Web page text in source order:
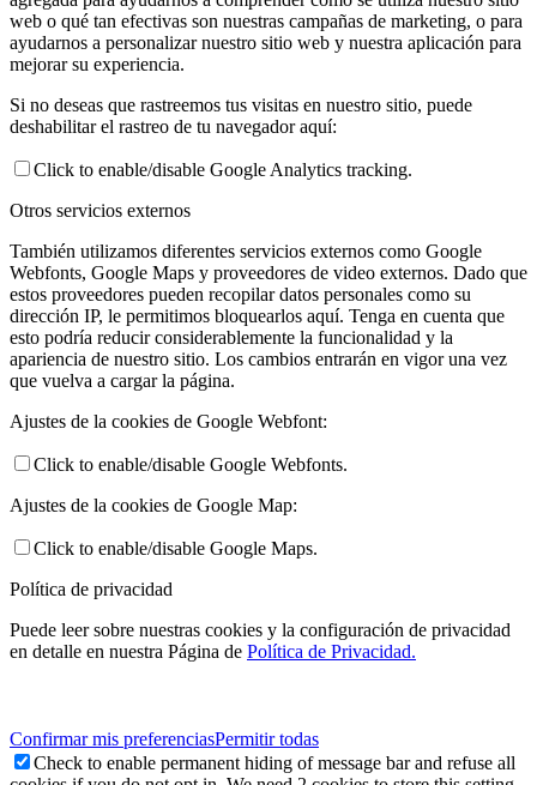
web o qué tan efectivas son nuestras campañas de marketing, o para
ayudarnos a personalizar nuestro sitio web y nuestra aplicación para
mejorar su experiencia.
Si no deseas que rastreemos tus visitas en nuestro sitio, puede
deshabilitar el rastreo de tu navegador aquí:
Click to enable/disable Google Analytics tracking.
Otros servicios externos
También utilizamos diferentes servicios externos como Google
Webfonts, Google Maps y proveedores de video externos. Dado que
estos proveedores pueden recopilar datos personales como su
dirección IP, le permitimos bloquearlos aquí. Tenga en cuenta que
esto podría reducir considerablemente la funcionalidad y la
apariencia de nuestro sitio. Los cambios entrarán en vigor una vez
que vuelva a cargar la página.
Ajustes de la cookies de Google Webfont:
Click to enable/disable Google Webfonts.
Ajustes de la cookies de Google Map:
Click to enable/disable Google Maps.
Política de privacidad
Puede leer sobre nuestras cookies y la configuración de privacidad
en detalle en nuestra Página de Política de Privacidad.
Confirmar mis preferenciasPermitir todas
Check to enable permanent hiding of message bar and refuse all